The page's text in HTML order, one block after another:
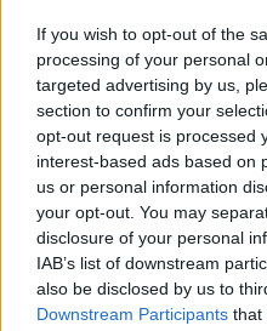
If you wish to opt-out of the
processing of your personal
targeted advertising by us,
section to confirm your
opt-out request is processed
interest-based ads based on
us or personal information
your opt-out. You may
disclosure of your personal
IAB’s list of downstream
also be disclosed by us to
Downstream Participants that
ΠΕΡΙΣΣΟΤΕΡΑ